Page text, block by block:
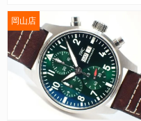
岡山店